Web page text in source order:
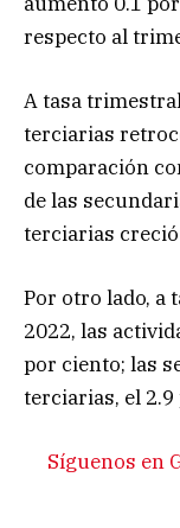
respecto al
A tasa
terciarias
comparación
de las
terciarias
Por otro lado, a
2022, las
por ciento; las
terciarias, el
Síguenos en